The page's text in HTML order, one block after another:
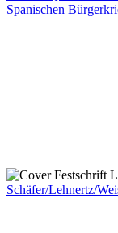
Spanischen
Schäfer/Lehnertz/